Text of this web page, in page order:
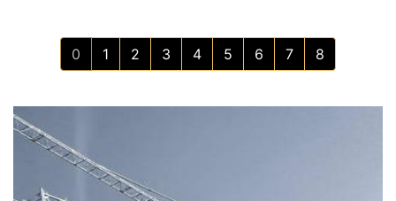
0 (current)
1 2 3 4 5 6 7 8